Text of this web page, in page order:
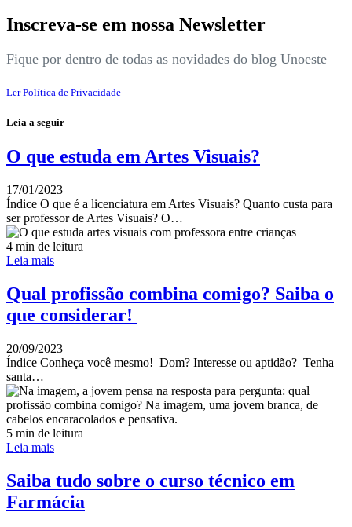
Inscreva-se em nossa Newsletter
Fique por dentro de todas as novidades do blog Unoeste
Ler Política de Privacidade
Leia a seguir
O que estuda em Artes Visuais?
17/01/2023
Índice O que é a licenciatura em Artes Visuais? Quanto custa para
ser professor de Artes Visuais? O…
4 min de leitura
Leia mais
Qual profissão combina comigo? Saiba o
que considerar!
20/09/2023
Índice Conheça você mesmo! Dom? Interesse ou aptidão? Tenha
santa…
5 min de leitura
Leia mais
Saiba tudo sobre o curso técnico em
Farmácia